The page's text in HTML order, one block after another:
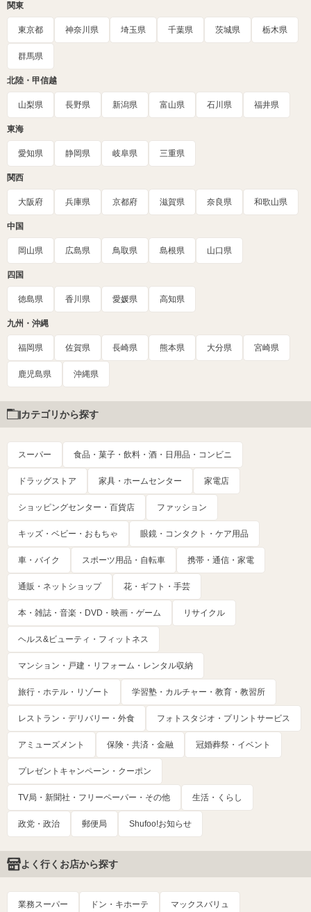
関東
東京都 神奈川県 埼玉県 千葉県 茨城県 栃木県
群馬県
北陸・甲信越
山梨県 長野県 新潟県 富山県 石川県 福井県
東海
愛知県 静岡県 岐阜県 三重県
関西
大阪府 兵庫県 京都府 滋賀県 奈良県 和歌山県
中国
岡山県 広島県 鳥取県 島根県 山口県
四国
徳島県 香川県 愛媛県 高知県
九州・沖縄
福岡県 佐賀県 長崎県 熊本県 大分県 宮崎県
鹿児島県 沖縄県
カテゴリから探す
スーパー 食品・菓子・飲料・酒・日用品・コンビニ
ドラッグストア 家具・ホームセンター 家電店
ショッピングセンター・百貨店 ファッション
キッズ・ベビー・おもちゃ 眼鏡・コンタクト・ケア用品
車・バイク スポーツ用品・自転車 携帯・通信・家電
通販・ネットショップ 花・ギフト・手芸
本・雑誌・音楽・DVD・映画・ゲーム リサイクル
ヘルス&ビューティ・フィットネス
マンション・戸建・リフォーム・レンタル収納
旅行・ホテル・リゾート 学習塾・カルチャー・教育・教習所
レストラン・デリバリー・外食 フォトスタジオ・プリントサービス
アミューズメント 保険・共済・金融 冠婚葬祭・イベント
プレゼントキャンペーン・クーポン
TV局・新聞社・フリーペーパー・その他 生活・くらし
政党・政治 郵便局 Shufoo!お知らせ
よく行くお店から探す
業務スーパー ドン・キホーテ マックスバリュ